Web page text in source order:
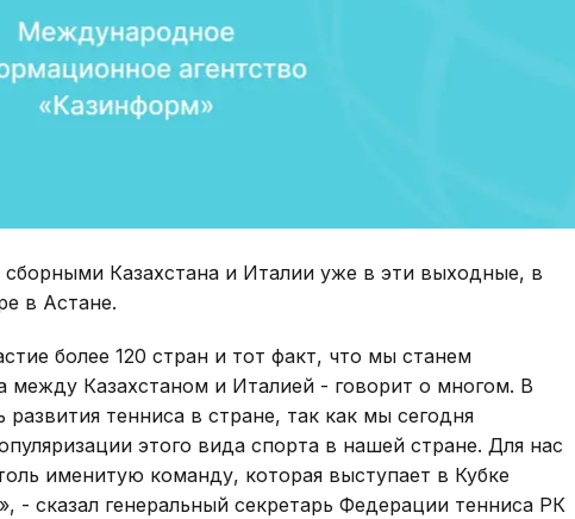
Казахстана и Италии уже в эти выходные, в
в Астане.
более 120 стран и тот факт, что мы станем
между Казахстаном и Италией - говорит о многом. В
тенниса в стране, так как мы сегодня
этого вида спорта в нашей стране. Для нас
именитую команду, которая выступает в Кубке
- сказал генеральный секретарь Федерации тенниса РК